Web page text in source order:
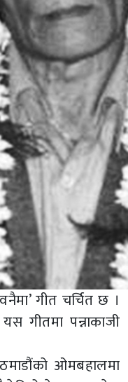
गीत चर्चित छ ।
गीतमा पन्नाकाजी
ओमबहालमा